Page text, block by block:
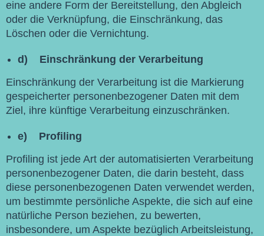
eine andere Form der Bereitstellung, den Abgleich
oder die Verknüpfung, die Einschränkung, das
Löschen oder die Vernichtung.
d) Einschränkung der Verarbeitung
Einschränkung der Verarbeitung ist die Markierung
gespeicherter personenbezogener Daten mit dem
Ziel, ihre künftige Verarbeitung einzuschränken.
e) Profiling
Profiling ist jede Art der automatisierten Verarbeitung
personenbezogener Daten, die darin besteht, dass
diese personenbezogenen Daten verwendet werden,
um bestimmte persönliche Aspekte, die sich auf eine
natürliche Person beziehen, zu bewerten,
insbesondere, um Aspekte bezüglich Arbeitsleistung,